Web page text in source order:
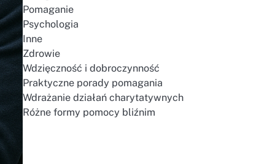
Pomaganie
Psychologia
Inne
Zdrowie
Wdzięczność i dobroczynność
Praktyczne porady pomagania
Wdrażanie działań charytatywnych
Różne formy pomocy bliźnim